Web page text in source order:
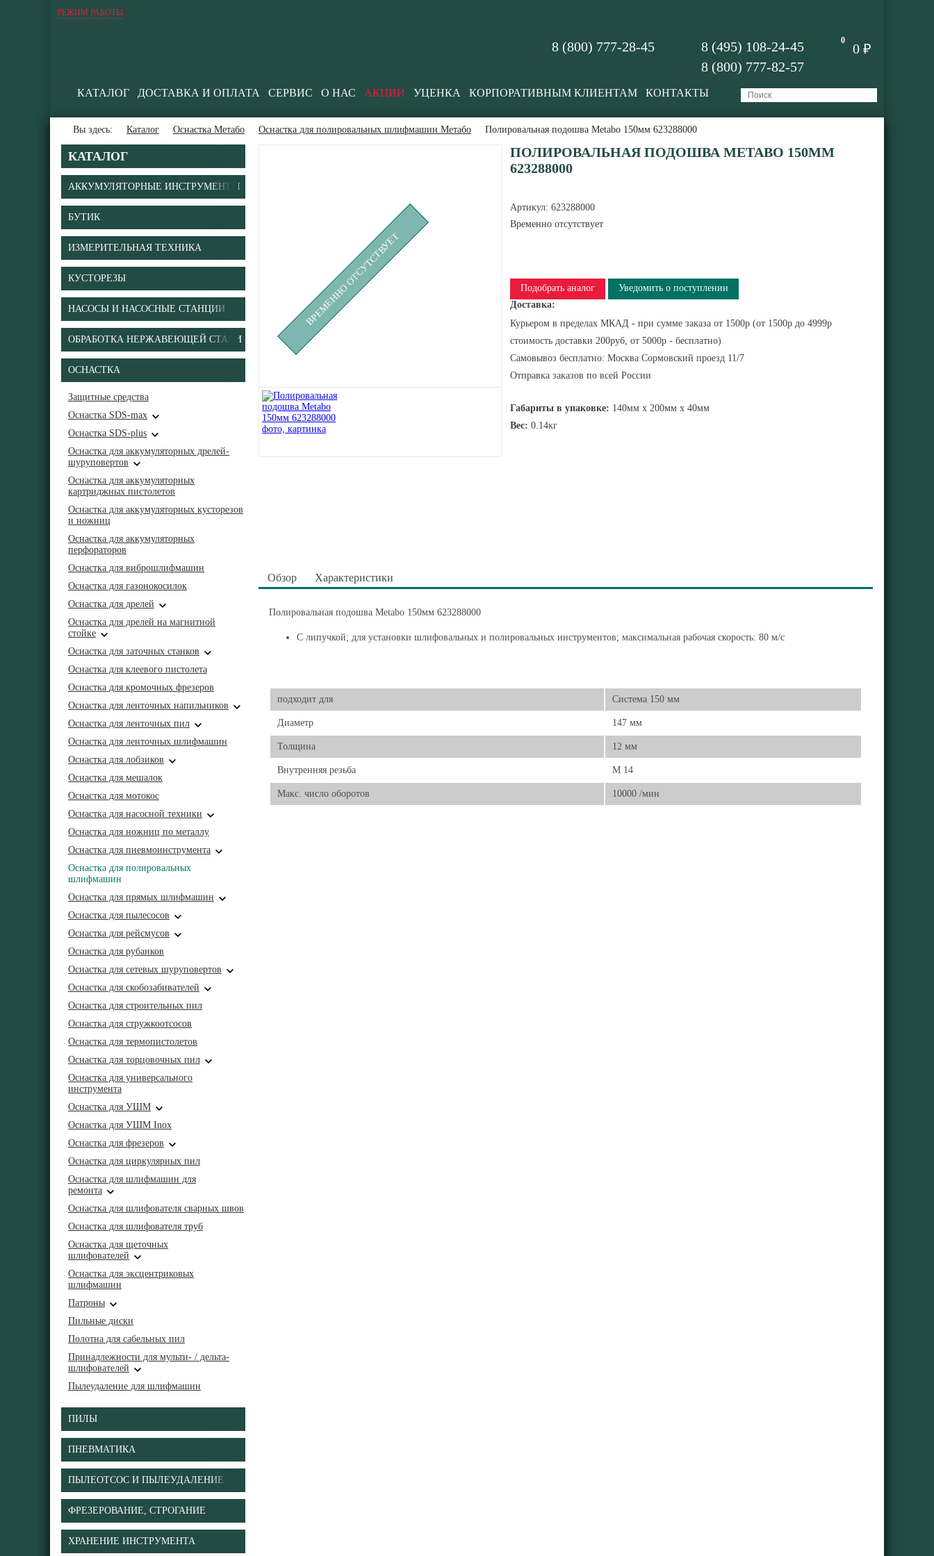
РЕЖИМ РАБОТЫ
0
0 ₽
8 (495) 108-24-45
8 (800) 777-82-57
8 (800) 777-28-45
КАТАЛОГ ДОСТАВКА И ОПЛАТА СЕРВИС О НАС АКЦИИ УЦЕНКА КОРПОРАТИВНЫМ КЛИЕНТАМ КОНТАКТЫ
Вы здесь: Каталог Оснастка Метабо Оснастка для полировальных шлифмашин Метабо Полировальная подошва Metabo 150мм 623288000
КАТАЛОГ
АККУМУЛЯТОРНЫЕ ИНСТРУМЕНТЫ
БУТИК
ИЗМЕРИТЕЛЬНАЯ ТЕХНИКА
КУСТОРЕЗЫ
НАСОСЫ И НАСОСНЫЕ СТАНЦИИ
ОБРАБОТКА НЕРЖАВЕЮЩЕЙ СТАЛИ
ОСНАСТКА
Защитные средства
Оснастка SDS-max
Оснастка SDS-plus
Оснастка для аккумуляторных дрелей-
шуруповертов
Оснастка для аккумуляторных
картриджных пистолетов
Оснастка для аккумуляторных кусторезов
и ножниц
Оснастка для аккумуляторных
перфораторов
Оснастка для виброшлифмашин
Оснастка для газонокосилок
Оснастка для дрелей
Оснастка для дрелей на магнитной
стойке
Оснастка для заточных станков
Оснастка для клеевого пистолета
Оснастка для кромочных фрезеров
Оснастка для ленточных напильников
Оснастка для ленточных пил
Оснастка для ленточных шлифмашин
Оснастка для лобзиков
Оснастка для мешалок
Оснастка для мотокос
Оснастка для насосной техники
Оснастка для ножниц по металлу
Оснастка для пневмоинструмента
Оснастка для полировальных
шлифмашин
Оснастка для прямых шлифмашин
Оснастка для пылесосов
Оснастка для рейсмусов
Оснастка для рубанков
Оснастка для сетевых шуруповертов
Оснастка для скобозабивателей
Оснастка для строительных пил
Оснастка для стружкоотсосов
Оснастка для термопистолетов
Оснастка для торцовочных пил
Оснастка для универсального
инструмента
Оснастка для УШМ
Оснастка для УШМ Inox
Оснастка для фрезеров
Оснастка для циркулярных пил
Оснастка для шлифмашин для
ремонта
Оснастка для шлифователя сварных швов
Оснастка для шлифователя труб
Оснастка для щеточных
шлифователей
Оснастка для эксцентриковых
шлифмашин
Патроны
Пильные диски
Полотна для сабельных пил
Принадлежности для мульти- / дельта-
шлифователей
Пылеудаление для шлифмашин
ПИЛЫ
ПНЕВМАТИКА
ПЫЛЕОТСОС И ПЫЛЕУДАЛЕНИЕ
ФРЕЗЕРОВАНИЕ, СТРОГАНИЕ
ХРАНЕНИЕ ИНСТРУМЕНТА
ВРЕМЕННО ОТСУТСТВУЕТ
ПОЛИРОВАЛЬНАЯ ПОДОШВА METABO 150ММ
623288000
Артикул: 623288000
Временно отсутствует
Подобрать аналог
Уведомить о поступлении
Доставка:
Курьером в пределах МКАД - при сумме заказа от 1500р (от 1500р до 4999р
стоимость доставки 200руб, от 5000р - бесплатно)
Самовывоз бесплатно: Москва Сормовский проезд 11/7
Отправка заказов по всей России
Габариты в упаковке: 140мм x 200мм x 40мм
Вес: 0.14кг
Обзор Характеристики
Полировальная подошва Metabo 150мм 623288000
C липучкой; для установки шлифовальных и полировальных инструментов; максимальная рабочая скорость: 80 м/с
подходит для Система 150 мм
Диаметр 147 мм
Толщина 12 мм
Внутренняя резьба М 14
Макс. число оборотов 10000 /мин